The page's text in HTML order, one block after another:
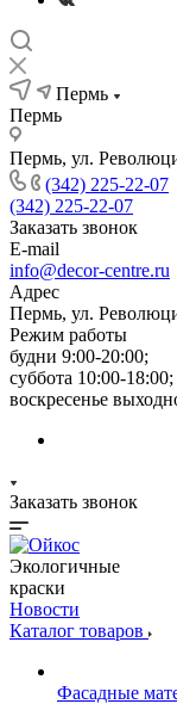
Пермь
Пермь
Пермь, ул.
(342) 225-22-07
(342) 225-22-07
Заказать звонок
E-mail
info@decor-centre.ru
Адрес
Пермь, ул.
Режим работы
будни 9:00-20:00;
суббота 10:00-18:00;
воскресенье
Заказать звонок
Экологичные
краски
Новости
Каталог товаров
Фасадные